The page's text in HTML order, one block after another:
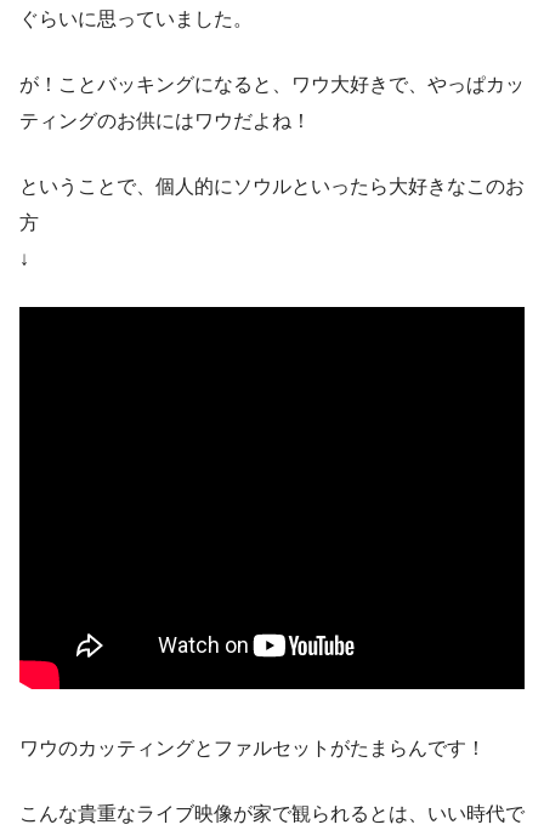
ぐらいに思っていました。
が！ことバッキングになると、ワウ大好きで、やっぱカッ
ティングのお供にはワウだよね！
ということで、個人的にソウルといったら大好きなこのお
方
↓
ワウのカッティングとファルセットがたまらんです！
こんな貴重なライブ映像が家で観られるとは、いい時代で